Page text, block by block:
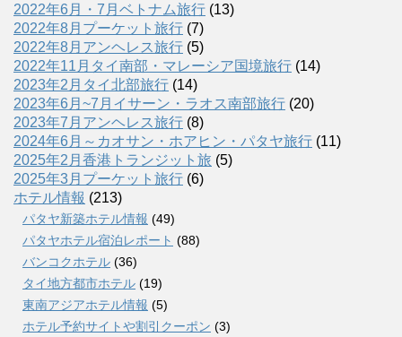
2022年6月・7月ベトナム旅行 (13)
2022年8月プーケット旅行 (7)
2022年8月アンヘレス旅行 (5)
2022年11月タイ南部・マレーシア国境旅行 (14)
2023年2月タイ北部旅行 (14)
2023年6月~7月イサーン・ラオス南部旅行 (20)
2023年7月アンヘレス旅行 (8)
2024年6月～カオサン・ホアヒン・パタヤ旅行 (11)
2025年2月香港トランジット旅 (5)
2025年3月プーケット旅行 (6)
ホテル情報 (213)
パタヤ新築ホテル情報 (49)
パタヤホテル宿泊レポート (88)
バンコクホテル (36)
タイ地方都市ホテル (19)
東南アジアホテル情報 (5)
ホテル予約サイトや割引クーポン (3)